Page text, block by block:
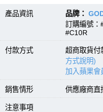
產品資訊 品牌：
訂購編號
#C10R
付款方式 超商取貨付
方式說明)
加入蘋果會
銷售情形 供應廠商直
注意事項